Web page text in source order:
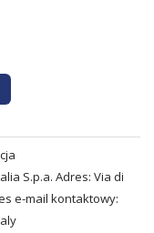
S.p.a. Adres: Via di
e-mail kontaktowy: